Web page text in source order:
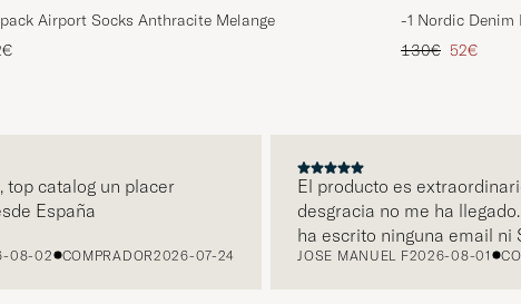
Airport Socks Anthracite Melange
-1 Nordic Denim
Precio ordinario
130€ Precio
52€
catalog un placer
España
02 COMPRADOR2026-07-24
El producto es extraordinario
desgracia no me ha llegado.
ha escrito ninguna email ni
ha sido retornado a Care of
JOSE MANUEL F 2026-08-01